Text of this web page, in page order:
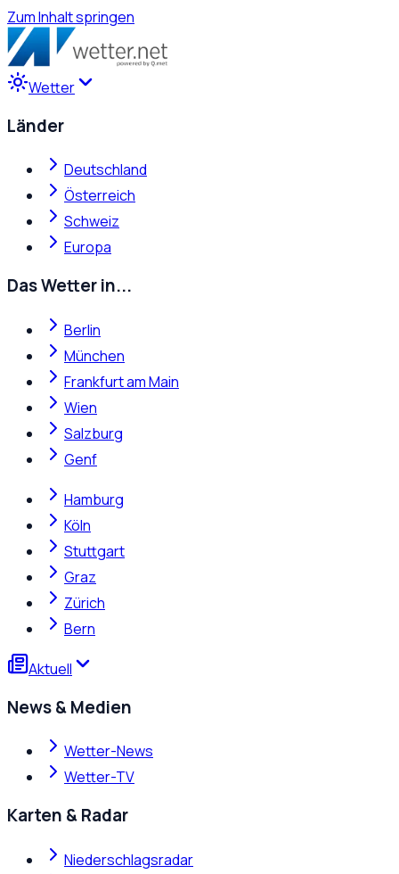
Zum Inhalt springen
Wetter
Länder
Deutschland
Österreich
Schweiz
Europa
Das Wetter in...
Berlin
München
Frankfurt am Main
Wien
Salzburg
Genf
Hamburg
Köln
Stuttgart
Graz
Zürich
Bern
Aktuell
News & Medien
Wetter-News
Wetter-TV
Karten & Radar
Niederschlagsradar